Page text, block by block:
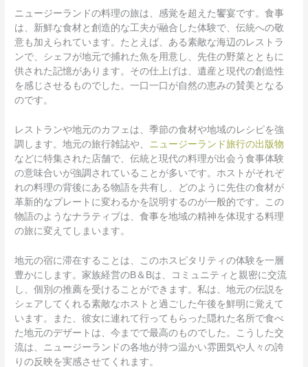
ニュージーランドの料理の旅は、感覚を超えた饗宴です。食事
は、新鮮な食材と創造的な工夫が融合した体験で、伝統への敬
意も加えられています。たとえば、ある素敵な海辺のレストラ
ンで、シェフが地元で捕れた魚を用意し、先住の野菜とともに
供された記憶があります。その仕上げは、遺産と現代の創造性
を感じさせるものでした。一口一口が自然の恵みの賛美となる
のです。
レストランや地元のカフェは、季節の食材や地域のレシピを強
調します。地元の旅行雑誌や、
ニュージーランド旅行の出版物
などに特集された店舗で、伝統と現代の料理が出会う食事体験
の意味合いが強調されていることが多いです。ホストがそれぞ
れの料理の背後にある物語を共有し、どのように先住の食材が
革新的なプレートに変わるかを説明するのが一般的です。この
物語のようなナラティブは、食事を地域の精神を体現する料理
の旅に変えてしまいます。
地元の宿に滞在することは、このホスピタリティの体験を一層
豊かにします。家族経営のB＆Bは、コミュニティと親密に交流
し、個別の推薦を受けることができます。私は、地元の伝説を
シェアしてくれる素敵なホストと過ごした午後を鮮明に覚えて
います。また、彼女に連れて行ってもらった隠れた名所で食べ
た地元のデザートは、今までで最高のものでした。こうした交
流は、ニュージーランドの各地が持つ温かい雰囲気や人々の誇
りの反映を実感させてくれます。